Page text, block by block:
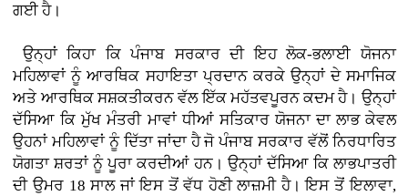
ਗਈ ਹੈ।
ਉਨ੍ਹਾਂ ਕਿਹਾ ਕਿ ਪੰਜਾਬ ਸਰਕਾਰ ਦੀ ਇਹ ਲੋਕ-ਭਲਾਈ ਯੋਜਨਾ
ਮਹਿਲਾਵਾਂ ਨੂੰ ਆਰਥਿਕ ਸਹਾਇਤਾ ਪ੍ਰਦਾਨ ਕਰਕੇ ਉਨ੍ਹਾਂ ਦੇ ਸਮਾਜਿਕ
ਅਤੇ ਆਰਥਿਕ ਸਸ਼ਕਤੀਕਰਨ ਵੱਲ ਇੱਕ ਮਹੱਤਵਪੂਰਨ ਕਦਮ ਹੈ। ਉਨ੍ਹਾਂ
ਦੱਸਿਆ ਕਿ ਮੁੱਖ ਮੰਤਰੀ ਮਾਵਾਂ ਧੀਆਂ ਸਤਿਕਾਰ ਯੋਜਨਾ ਦਾ ਲਾਭ ਕੇਵਲ
ਉਹਨਾਂ ਮਹਿਲਾਵਾਂ ਨੂੰ ਦਿੱਤਾ ਜਾਂਦਾ ਹੈ ਜੋ ਪੰਜਾਬ ਸਰਕਾਰ ਵੱਲੋਂ ਨਿਰਧਾਰਿਤ
ਯੋਗਤਾ ਸ਼ਰਤਾਂ ਨੂੰ ਪੂਰਾ ਕਰਦੀਆਂ ਹਨ। ਉਨ੍ਹਾਂ ਦੱਸਿਆ ਕਿ ਲਾਭਪਾਤਰੀ
ਦੀ ਉਮਰ 18 ਸਾਲ ਜਾਂ ਇਸ ਤੋਂ ਵੱਧ ਹੋਣੀ ਲਾਜ਼ਮੀ ਹੈ। ਇਸ ਤੋਂ ਇਲਾਵਾ,